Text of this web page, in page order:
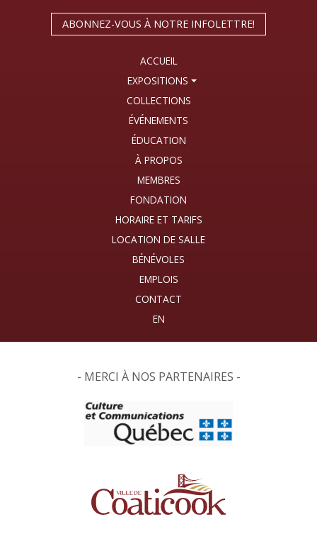
ABONNEZ-VOUS À NOTRE INFOLETTRE!
ACCUEIL
EXPOSITIONS
COLLECTIONS
ÉVÉNEMENTS
ÉDUCATION
À PROPOS
MEMBRES
FONDATION
HORAIRE ET TARIFS
LOCATION DE SALLE
BÉNÉVOLES
EMPLOIS
CONTACT
- MERCI À NOS PARTENAIRES -